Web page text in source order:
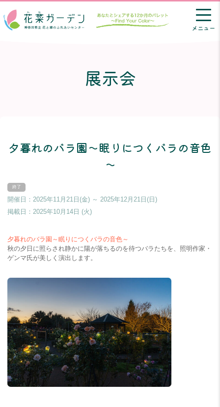
メニュー
展示会
夕暮れのバラ園～眠りにつくバラの音色
～
開催日：2025年11月21日(金) ～ 2025年12月21日(日)
掲載日： 2025年10月14日 (火)
夕暮れのバラ園～眠りにつくバラの音色～
秋の夕日に照らされ静かに陽が落ちるのを待つバラたちを、照明作家・
ゲンマ氏が美しく演出します。